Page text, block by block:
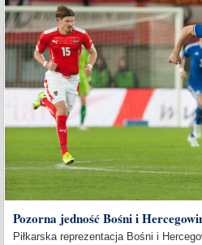
Pozorna jedność Bośni i
Piłkarska reprezentacja Bośni i